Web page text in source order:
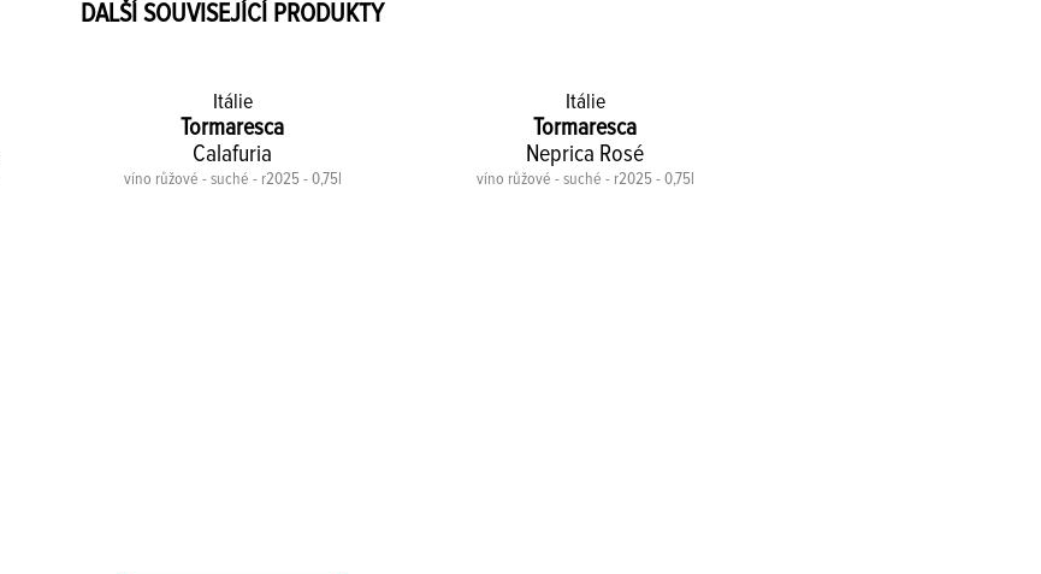
DALŠÍ SOUVISEJÍCÍ PRODUKTY
Itálie
Tormaresca
Calafuria
víno růžové - suché - r2025 - 0,75l
Itálie
Tormaresca
Neprica Rosé
víno růžové - suché - r2025 - 0,75l